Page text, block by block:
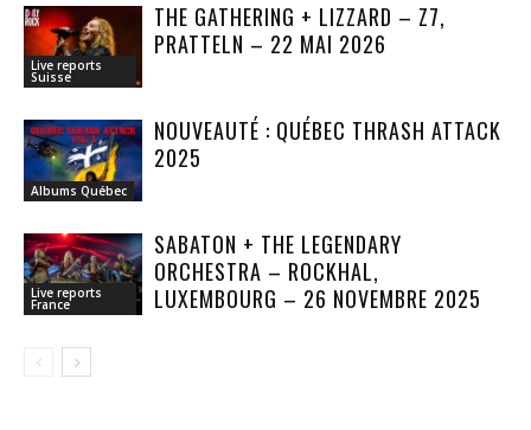
Live reports
Suisse
THE GATHERING + LIZZARD – Z7,
PRATTELN – 22 MAI 2026
Albums Québec
NOUVEAUTÉ : QUÉBEC THRASH ATTACK
2025
Live reports
France
SABATON + THE LEGENDARY
ORCHESTRA – ROCKHAL,
LUXEMBOURG – 26 NOVEMBRE 2025